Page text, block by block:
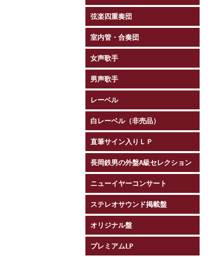
弦楽四重奏団
室内管・合奏団
女声歌手
男声歌手
レーベル
白レーベル（非売品）
直筆サイン入りＬＰ
長岡鉄男の外盤A級セレクション
ニューイヤーコンサート
ステレオサウンド掲載盤
オリジナル盤
プレミアムLP